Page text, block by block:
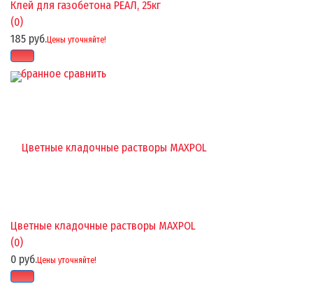
избранное сравнить
Клей для газобетона РЕАЛ, 25кг
(0)
185 руб.Цены уточняйте!
Цветные кладочные растворы MAXPOL
(0)
0 руб.Цены уточняйте!